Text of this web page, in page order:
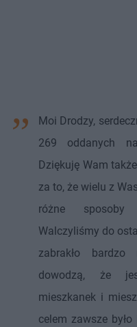
Moi Drodzy,
269 oddanych
Dziękuję Wam
za to, że wielu z
różne
Walczyliśmy do
zabrakło
dowodzą, że
mieszkanek i
celem zawsze